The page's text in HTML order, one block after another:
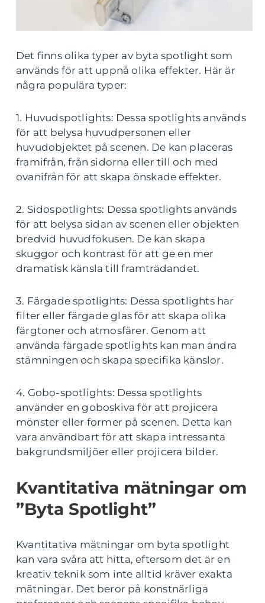
Det finns olika typer av byta spotlight som
används för att uppnå olika effekter. Här är
några populära typer:
1. Huvudspotlights: Dessa spotlights används
för att belysa huvudpersonen eller
huvudobjektet på scenen. De kan placeras
framifrån, från sidorna eller till och med
ovanifrån för att skapa önskade effekter.
2. Sidospotlights: Dessa spotlights används
för att belysa sidan av scenen eller objekten
bredvid huvudfokusen. De kan skapa
skuggor och kontrast för att ge en mer
dramatisk känsla till framträdandet.
3. Färgade spotlights: Dessa spotlights har
filter eller färgade glas för att skapa olika
färgtoner och atmosfärer. Genom att
använda färgade spotlights kan man ändra
stämningen och skapa specifika känslor.
4. Gobo-spotlights: Dessa spotlights
använder en goboskiva för att projicera
mönster eller former på scenen. Detta kan
vara användbart för att skapa intressanta
bakgrundsmiljöer eller projicera bilder.
Kvantitativa mätningar om
”Byta Spotlight”
Kvantitativa mätningar om byta spotlight
kan vara svåra att hitta, eftersom det är en
kreativ teknik som inte alltid kräver exakta
mätningar. Det beror på konstnärliga